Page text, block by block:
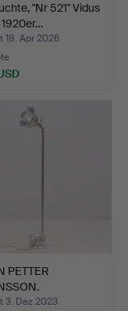
"Nr 521" Vidus
18. Apr 2026
PETTER
Arbeitsl…
3. Dez 2023